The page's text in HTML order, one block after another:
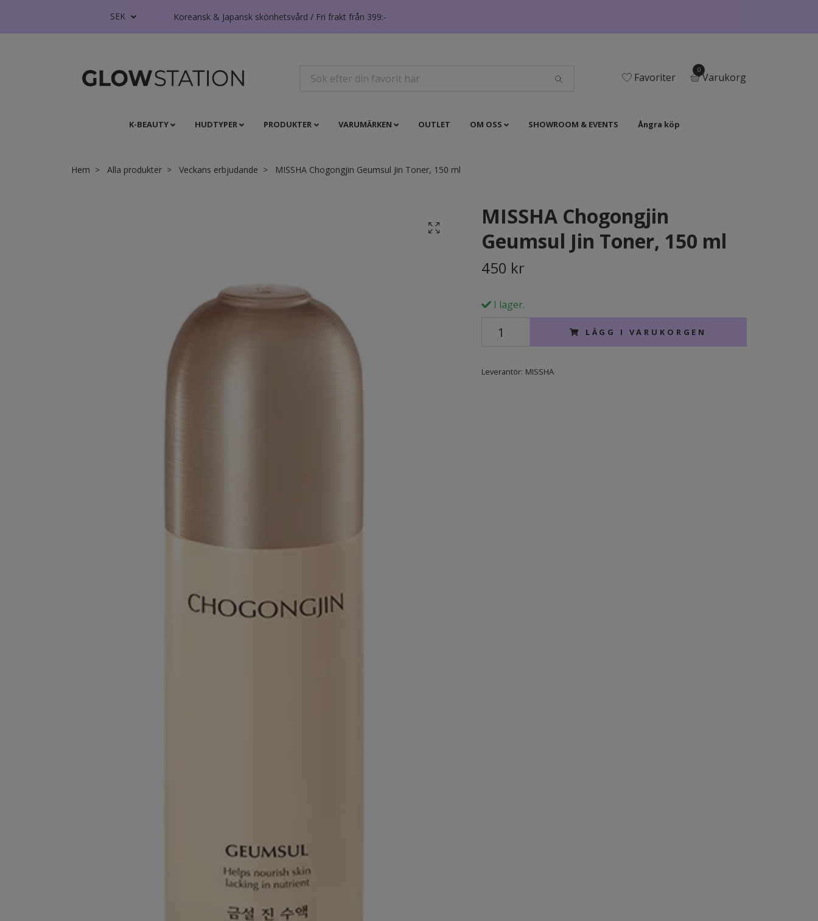
SEK Koreansk & Japansk skönhetsvård / Fri frakt från 399:-
Favoriter
0
Varukorg
K-BEAUTY HUDTYPER PRODUKTER VARUMÄRKEN OUTLET OM OSS SHOWROOM & EVENTS Ångra köp
Hem Alla produkter Veckans erbjudande MISSHA Chogongjin Geumsul Jin Toner, 150 ml
MISSHA Chogongjin
Geumsul Jin Toner, 150 ml
450 kr
I lager.
LÄGG I VARUKORGEN
Leverantör: MISSHA